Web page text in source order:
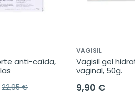
anti-caída,
22,95 €
VAGISIL
Vagisil gel
vaginal, 50g.
9,90 €